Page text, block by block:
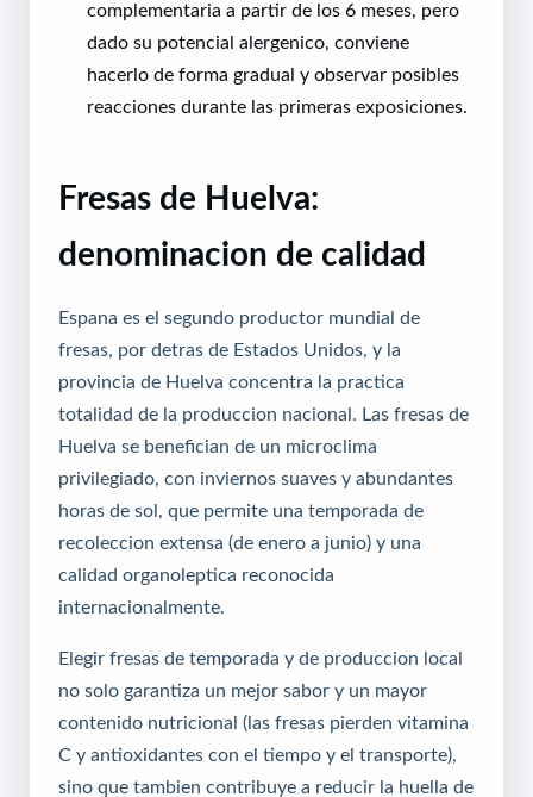
complementaria a partir de los 6 meses, pero
dado su potencial alergenico, conviene
hacerlo de forma gradual y observar posibles
reacciones durante las primeras exposiciones.
Fresas de Huelva:
denominacion de calidad
Espana es el segundo productor mundial de
fresas, por detras de Estados Unidos, y la
provincia de Huelva concentra la practica
totalidad de la produccion nacional. Las fresas de
Huelva se benefician de un microclima
privilegiado, con inviernos suaves y abundantes
horas de sol, que permite una temporada de
recoleccion extensa (de enero a junio) y una
calidad organoleptica reconocida
internacionalmente.
Elegir fresas de temporada y de produccion local
no solo garantiza un mejor sabor y un mayor
contenido nutricional (las fresas pierden vitamina
C y antioxidantes con el tiempo y el transporte),
sino que tambien contribuye a reducir la huella de